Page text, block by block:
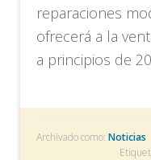
reparaciones
ofrecerá a la
a principios de
Archivado como:Noticias